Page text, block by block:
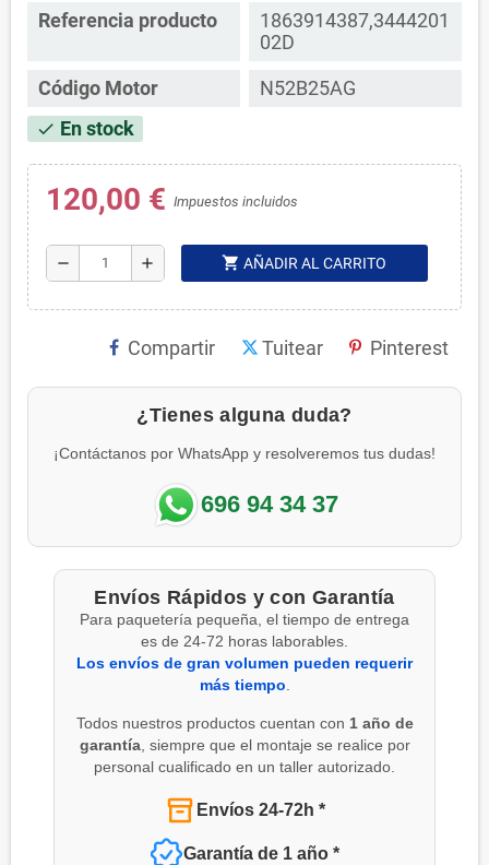
Referencia producto
1863914387,3444201
02D
Código Motor
N52B25AG
check En stock
120,00 € Impuestos incluidos
remove add shopping_cart AÑADIR AL CARRITO
Compartir Tuitear Pinterest
¿Tienes alguna duda?
¡Contáctanos por WhatsApp y resolveremos tus dudas!
696 94 34 37
Envíos Rápidos y con Garantía
Para paquetería pequeña, el tiempo de entrega
es de 24-72 horas laborables.
Los envíos de gran volumen pueden requerir
más tiempo
Todos nuestros productos cuentan con 1 año de
garantía, siempre que el montaje se realice por
personal cualificado en un taller autorizado.
Envíos 24-72h *
Garantía de 1 año *